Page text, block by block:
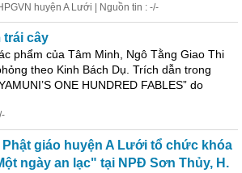
huyện A Lưới | Nguồn tin : -/-
trái cây
phẩm của Tâm Minh, Ngô Tằng Giao Thi
theo Kinh Bách Dụ. Trích dẫn trong
ONE HUNDRED FABLES” do
Phật giáo huyện A Lưới tổ chức khóa
ngày an lạc" tại NPĐ Sơn Thủy, H.